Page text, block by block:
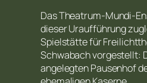
Das Theatrum-Mundi-
dieser Uraufführung
Spielstätte für
Schwabach vorgestellt:
angelegten Pausenhof